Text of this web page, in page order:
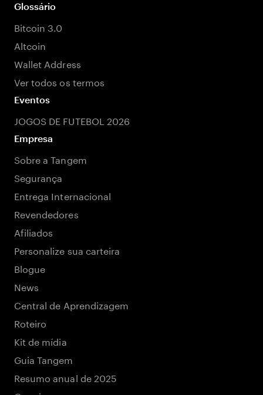
Glossário
Bitcoin 3.0
Altcoin
Wallet Address
Ver todos os termos
Eventos
JOGOS DE FUTEBOL 2026
Empresa
Sobre a Tangem
Segurança
Entrega Internacional
Revendedores
Afiliados
Personalize sua carteira
Blogue
News
Central de Aprendizagem
Roteiro
Kit de mídia
Guia Tangem
Resumo anual de 2025